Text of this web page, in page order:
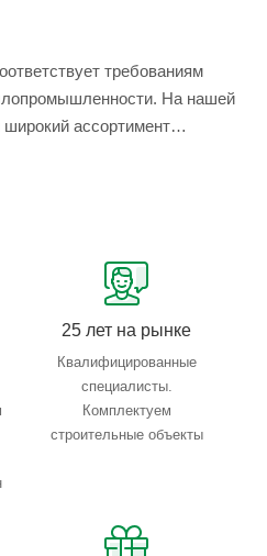
требованиям
На нашей
ассортимент
25 лет на рынке
Квалифицированные
специалисты.
Комплектуем
строительные объекты